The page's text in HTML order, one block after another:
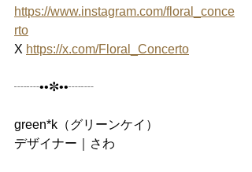
https://www.instagram.com/floral_conce
rto
X https://x.com/Floral_Concerto
┈┈••✼••┈┈
green*k（グリーンケイ）
デザイナー｜さわ